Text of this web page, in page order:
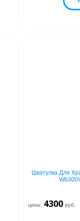
Шкатулка Для
цена: 4300 руб.